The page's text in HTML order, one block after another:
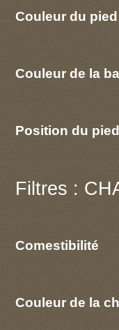
Couleur du pied
Couleur de la
Position du
Filtres :
Comestibilité
Couleur de la